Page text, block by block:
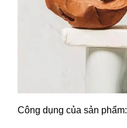
Công dụng của sản phẩm: